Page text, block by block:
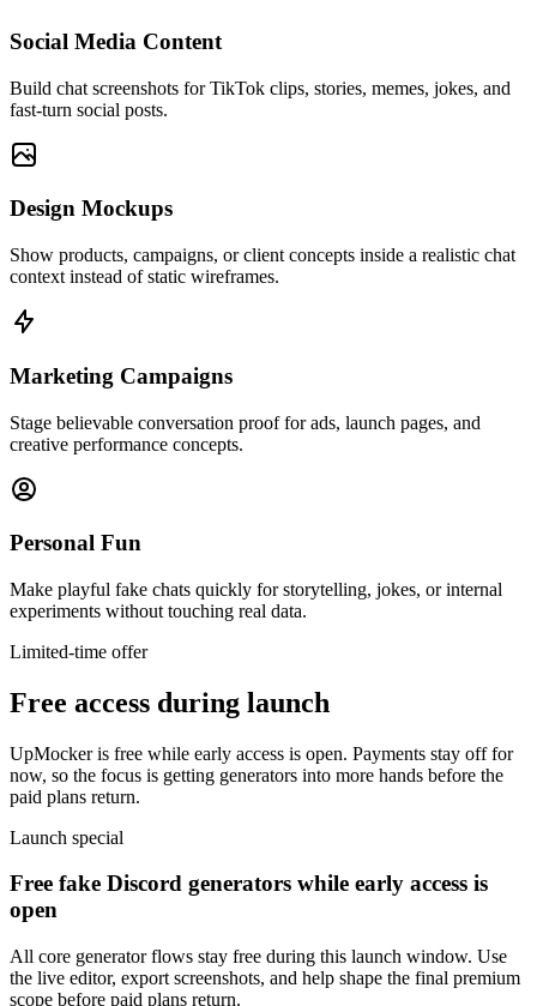
Social Media Content
Build chat screenshots for TikTok clips, stories, memes, jokes, and
fast-turn social posts.
Design Mockups
Show products, campaigns, or client concepts inside a realistic chat
context instead of static wireframes.
Marketing Campaigns
Stage believable conversation proof for ads, launch pages, and
creative performance concepts.
Personal Fun
Make playful fake chats quickly for storytelling, jokes, or internal
experiments without touching real data.
Limited-time offer
Free access during launch
UpMocker is free while early access is open. Payments stay off for
now, so the focus is getting generators into more hands before the
paid plans return.
Launch special
Free fake Discord generators while early access is
open
All core generator flows stay free during this launch window. Use
the live editor, export screenshots, and help shape the final premium
scope before paid plans return.